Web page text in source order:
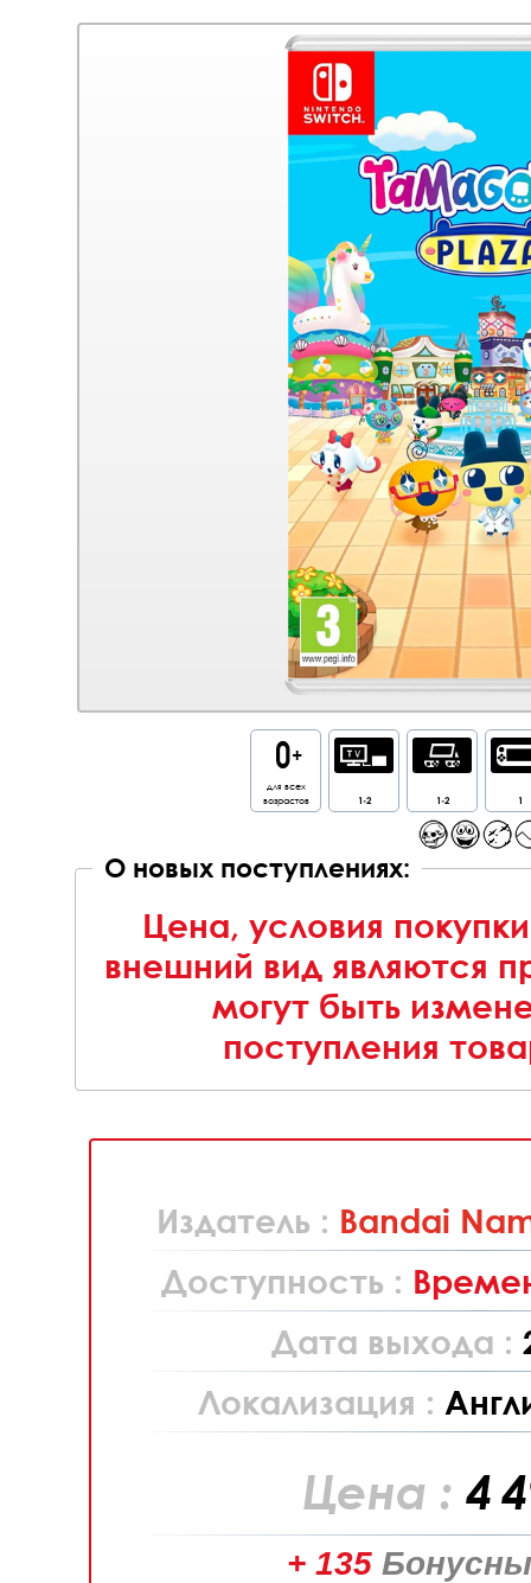
для всех
возрастов
1-2 1-2 1
О новых поступлениях:
Цена, условия
внешний вид являются
могут быть
поступления
Издатель : Bandai
Доступность :
Дата выхода :
Локализация :
Цена : 4
+ 135